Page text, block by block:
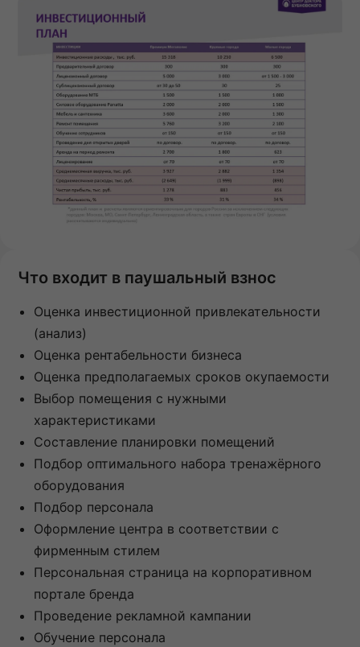
Что входит в паушальный взнос
Оценка инвестиционной привлекательности
(анализ)
Оценка рентабельности бизнеса
Оценка предполагаемых сроков окупаемости
Выбор помещения с нужными
характеристиками
Составление планировки помещений
Подбор оптимального набора тренажёрного
оборудования
Подбор персонала
Оформление центра в соответствии с
фирменным стилем
Персональная страница на корпоративном
портале бренда
Проведение рекламной кампании
Обучение персонала